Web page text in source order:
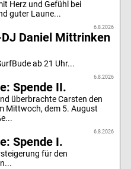
Herz und Gefühl bei
guter Laune...
6.8.2026
Daniel Mittrinken
ab 21 Uhr...
6.8.2026
Spende II.
überbrachte Carsten den
Mittwoch, dem 5. August
6.8.2026
Spende I.
für den